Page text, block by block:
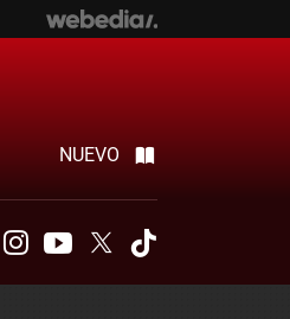
NUEVO
InstagramYoutubeTwitter